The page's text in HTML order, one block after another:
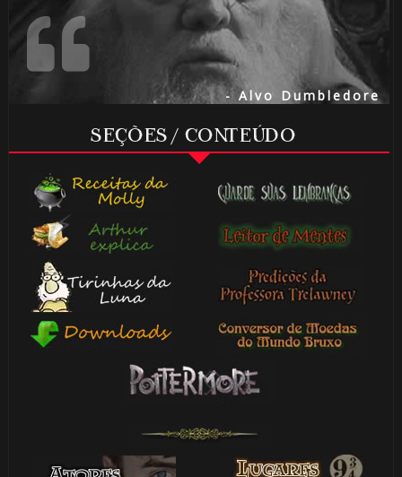
- Alvo Dumbledore
SEÇÕES / CONTEÚDO
🎈
🎂
🎈
⚡
🎈 ⚡